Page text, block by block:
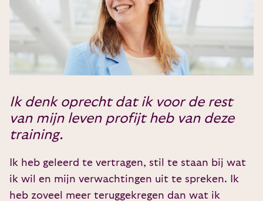
Ik denk oprecht dat ik voor de rest
van mijn leven profijt heb van deze
training.
Ik heb geleerd te vertragen, stil te staan bij wat
ik wil en mijn verwachtingen uit te spreken. Ik
heb zoveel meer teruggekregen dan wat ik